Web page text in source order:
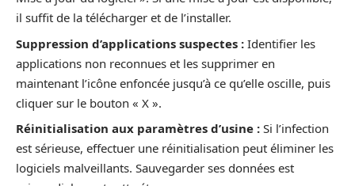
il suffit de la télécharger et de l’installer.
Suppression d’applications suspectes : Identifier les
applications non reconnues et les supprimer en
maintenant l’icône enfoncée jusqu’à ce qu’elle oscille, puis
cliquer sur le bouton « X ».
Réinitialisation aux paramètres d’usine : Si l’infection
est sérieuse, effectuer une réinitialisation peut éliminer les
logiciels malveillants. Sauvegarder ses données est